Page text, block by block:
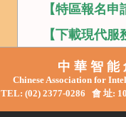
【特區報名申
【下載現代服
中 華 智 能
Chinese Association for
TEL: (02) 2377-0286
會 址: